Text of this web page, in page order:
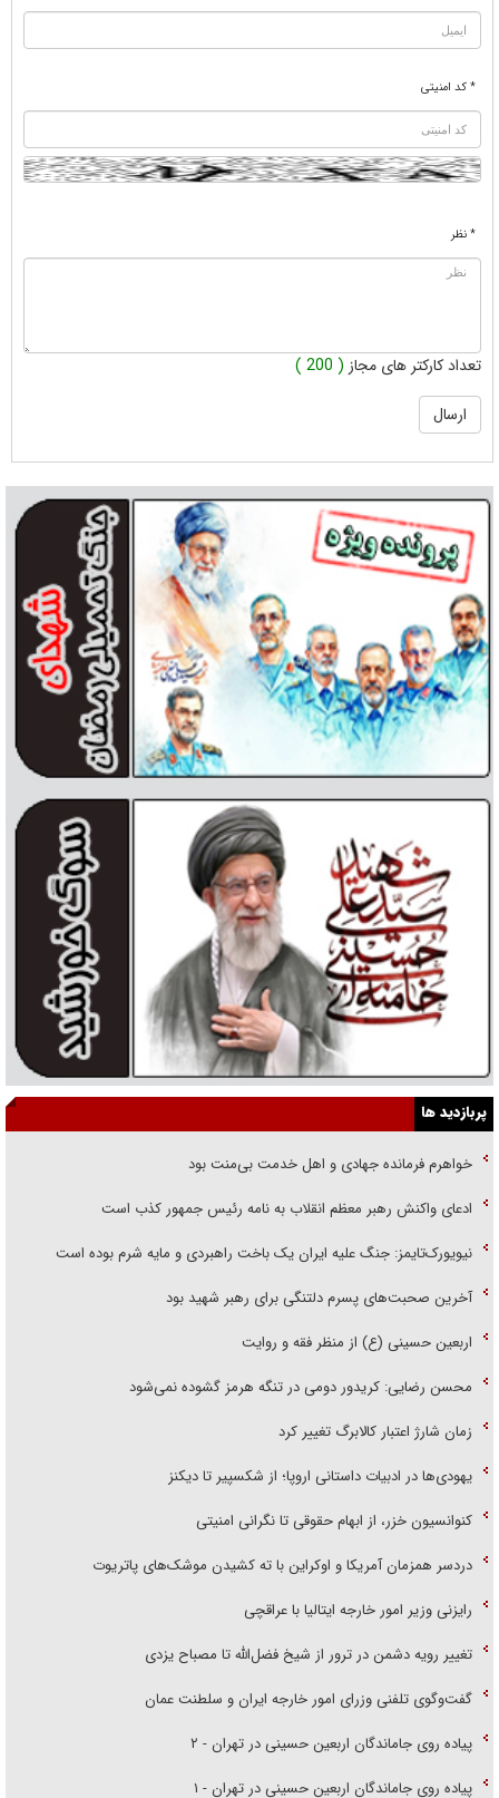
* کد امنیتی
* نظر
تعداد کارکتر های مجاز ( 200 )
پربازدید ها
خواهرم فرمانده جهادی و اهل خدمت بی‌منت بود
ادعای واکنش رهبر معظم انقلاب به نامه رئیس جمهور کذب است
نیویورک‌تایمز: جنگ علیه ایران یک باخت راهبردی و مایه شرم بوده است
آخرین صحبت‌های پسرم دلتنگی برای رهبر شهید بود
اربعین حسینی (ع) از منظر فقه و روایت
محسن رضایی: کریدور دومی در تنگه هرمز گشوده نمی‌شود
زمان شارژ اعتبار کالابرگ تغییر کرد
یهودی‌ها در ادبیات داستانی اروپا؛ از شکسپیر تا دیکنز
کنوانسیون خزر، از ابهام حقوقی تا نگرانی امنیتی
دردسر همزمان آمریکا و اوکراین با ته کشیدن موشک‌های پاتریوت
رایزنی وزیر امور خارجه ایتالیا با عراقچی
تغییر رویه دشمن در ترور از شیخ فضل‌الله تا مصباح یزدی
گفت‌وگوی تلفنی وزرای امور خارجه ایران و سلطنت عمان
پیاده روی جاماندگان اربعین حسینی در تهران - ۲
پیاده روی جاماندگان اربعین حسینی در تهران - ۱